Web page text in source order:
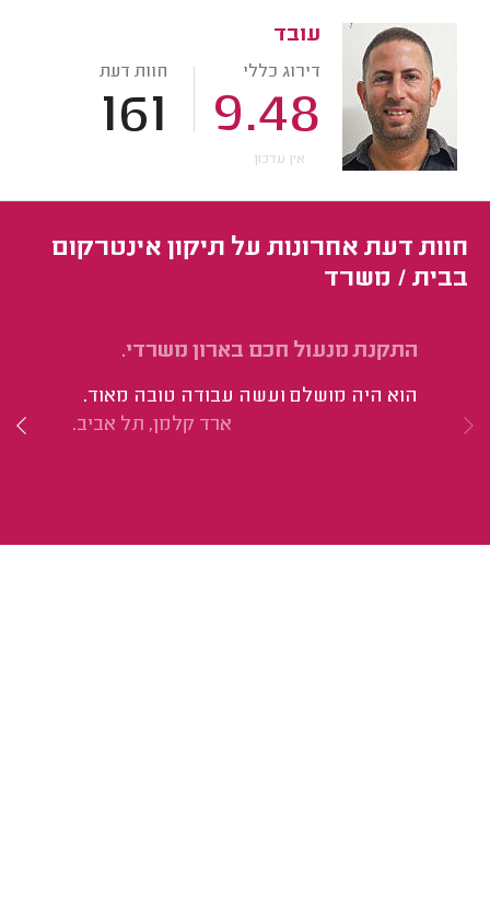
עובד
דירוג כללי
9.48
חוות דעת
161
אין עדכון
חוות דעת אחרונות על תיקון אינטרקום
בבית / משרד
התקנת מנעול חכם בארון משרדי.
הוא היה מושלם ועשה עבודה טובה מאוד.
ארד קלמן, תל אביב.